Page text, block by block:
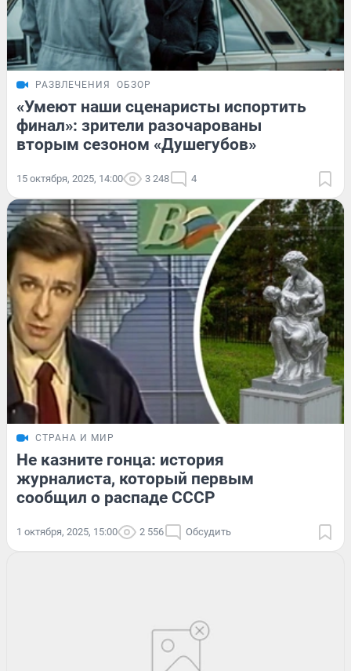
РАЗВЛЕЧЕНИЯ ОБЗОР
«Умеют наши сценаристы испортить
финал»: зрители разочарованы
вторым сезоном «Душегубов»
15 октября, 2025, 14:00 3 248 4
СТРАНА И МИР
Не казните гонца: история
журналиста, который первым
сообщил о распаде СССР
1 октября, 2025, 15:00 2 556 Обсудить